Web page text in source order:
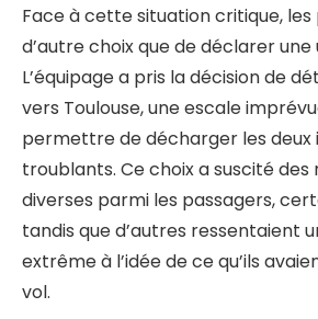
Face à cette situation critique, les
d’autre choix que de déclarer une
L’équipage a pris la décision de
vers Toulouse, une escale
permettre de décharger les deux
troublants. Ce choix a suscité des
diverses parmi les passagers,
tandis que d’autres ressentaient
extrême à l’idée de ce qu’ils
vol.